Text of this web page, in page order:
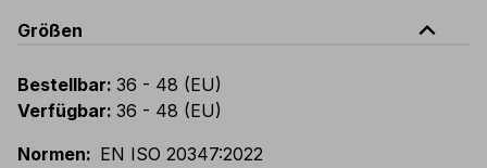
Größen
expand_less
Bestellbar: 36 - 48 (EU)
Verfügbar: 36 - 48 (EU)
Normen: EN ISO 20347:2022